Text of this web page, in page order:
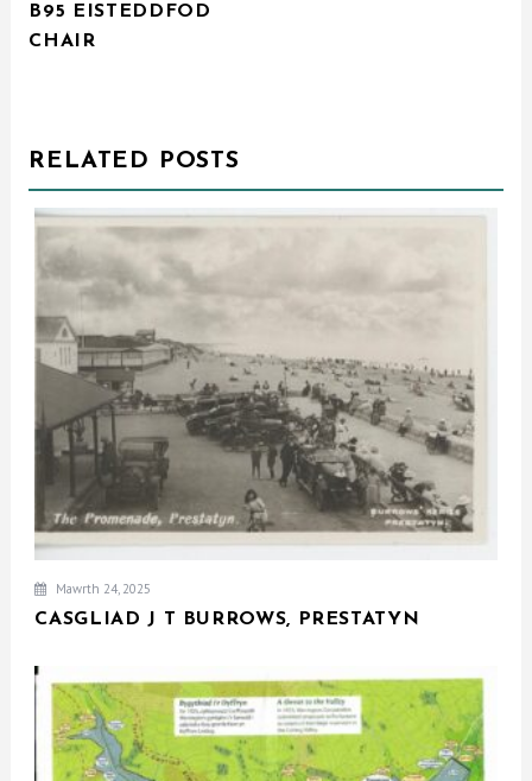
COFNOD
B95 EISTEDDFOD
CHAIR
RELATED POSTS
Mawrth 24, 2025
CASGLIAD J T BURROWS, PRESTATYN